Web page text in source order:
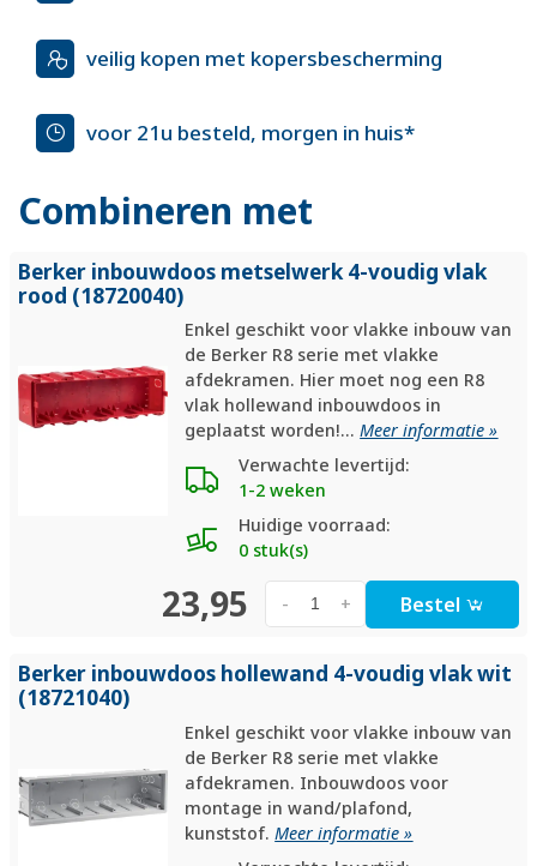
veilig kopen met kopersbescherming
voor 21u besteld, morgen in huis*
Combineren met
Berker inbouwdoos metselwerk 4-voudig vlak
rood (18720040)
Enkel geschikt voor vlakke inbouw van
de Berker R8 serie met vlakke
afdekramen. Hier moet nog een R8
vlak hollewand inbouwdoos in
geplaatst worden!...Meer informatie »
Verwachte levertijd:
1-2 weken
Huidige voorraad:
0 stuk(s)
23,95 +
- Bestel
Berker inbouwdoos hollewand 4-voudig vlak wit
(18721040)
Enkel geschikt voor vlakke inbouw van
de Berker R8 serie met vlakke
afdekramen. Inbouwdoos voor
montage in wand/plafond,
kunststof.Meer informatie »